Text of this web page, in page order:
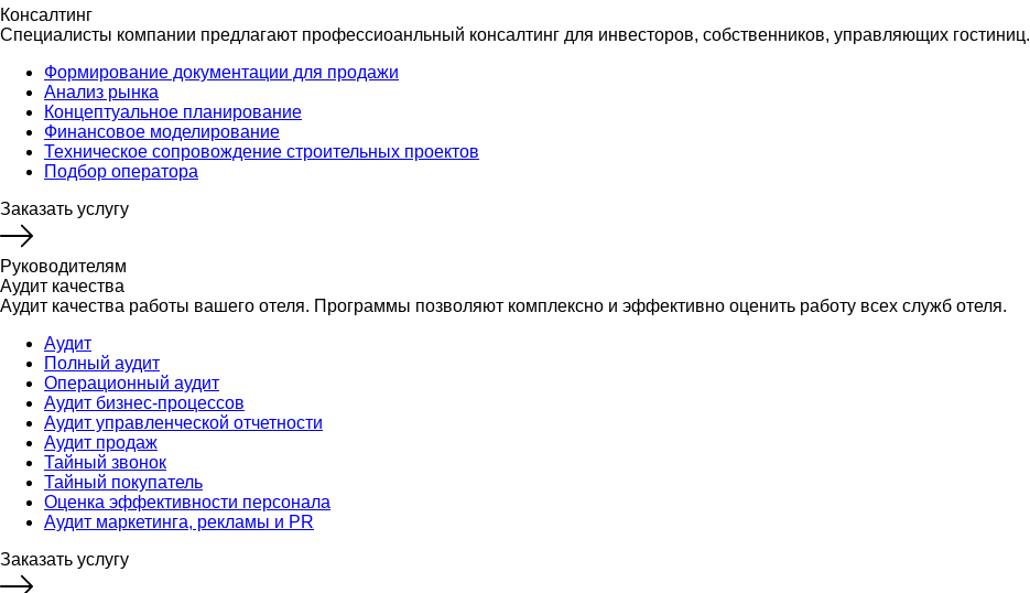
Консалтинг
Специалисты компании предлагают профессиоанльный консалтинг для инвесторов, собственников, управляющих гостиниц.
Формирование документации для продажи
Анализ рынка
Концептуальное планирование
Финансовое моделирование
Техническое сопровождение строительных проектов
Подбор оператора
Заказать услугу
Руководителям
Аудит качества
Аудит качества работы вашего отеля. Программы позволяют комплексно и эффективно оценить работу всех служб отеля.
Аудит
Полный аудит
Операционный аудит
Аудит бизнес-процессов
Аудит управленческой отчетности
Аудит продаж
Тайный звонок
Тайный покупатель
Оценка эффективности персонала
Аудит маркетинга, рекламы и PR
Заказать услугу